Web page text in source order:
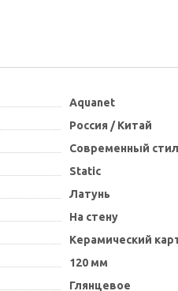
Aquanet
Россия / Китай
Современный
Static
Латунь
На стену
Керамический
120 мм
Глянцевое